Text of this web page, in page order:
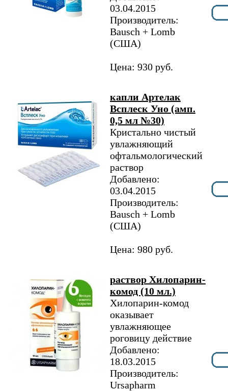
03.04.2015
Производитель:
Bausch + Lomb
(США)
Цена: 930 руб.
капли Артелак
Всплеск Уно (амп.
0,5 мл №30)
Кристально чистый
увлажняющий
офтальмологический
раствор
Добавлено:
03.04.2015
Производитель:
Bausch + Lomb
(США)
Цена: 980 руб.
раствор Хилопарин-
комод (10 мл.)
Хилопарин-комод
оказывает
увлажняющее
роговицу действие
Добавлено:
18.03.2015
Производитель:
Ursapharm